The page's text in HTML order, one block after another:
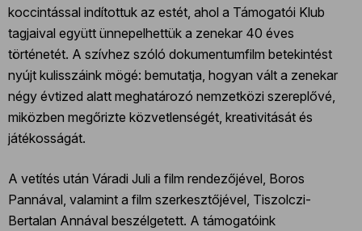
koccintással indítottuk az estét, ahol a Támogatói Klub
tagjaival együtt ünnepelhettük a zenekar 40 éves
történetét. A szívhez szóló dokumentumfilm betekintést
nyújt kulisszáink mögé: bemutatja, hogyan vált a zenekar
négy évtized alatt meghatározó nemzetközi szereplővé,
miközben megőrizte közvetlenségét, kreativitását és
játékosságát.
A vetítés után Váradi Juli a film rendezőjével, Boros
Pannával, valamint a film szerkesztőjével, Tiszolczi-
Bertalan Annával beszélgetett. A támogatóink